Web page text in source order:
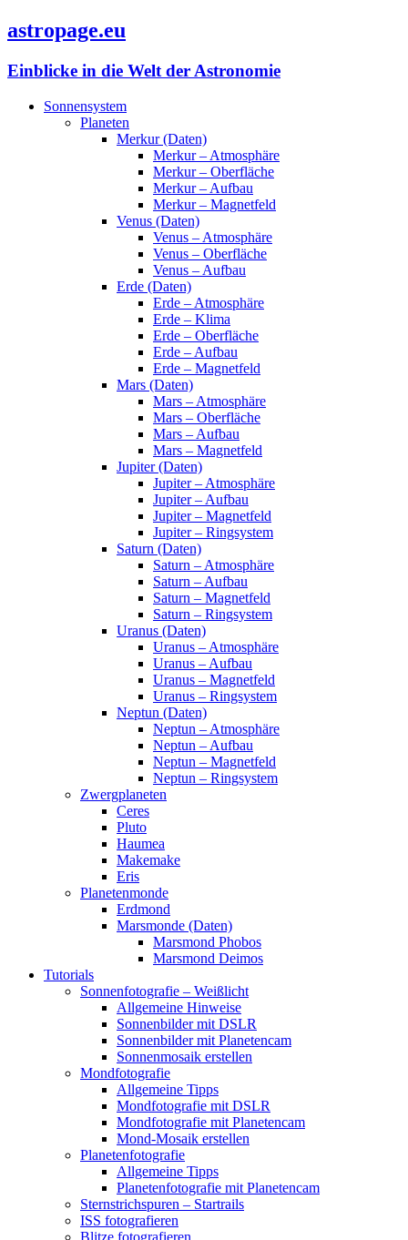
astropage.eu
Einblicke in die Welt der Astronomie
Sonnensystem
Planeten
Merkur (Daten)
Merkur – Atmosphäre
Merkur – Oberfläche
Merkur – Aufbau
Merkur – Magnetfeld
Venus (Daten)
Venus – Atmosphäre
Venus – Oberfläche
Venus – Aufbau
Erde (Daten)
Erde – Atmosphäre
Erde – Klima
Erde – Oberfläche
Erde – Aufbau
Erde – Magnetfeld
Mars (Daten)
Mars – Atmosphäre
Mars – Oberfläche
Mars – Aufbau
Mars – Magnetfeld
Jupiter (Daten)
Jupiter – Atmosphäre
Jupiter – Aufbau
Jupiter – Magnetfeld
Jupiter – Ringsystem
Saturn (Daten)
Saturn – Atmosphäre
Saturn – Aufbau
Saturn – Magnetfeld
Saturn – Ringsystem
Uranus (Daten)
Uranus – Atmosphäre
Uranus – Aufbau
Uranus – Magnetfeld
Uranus – Ringsystem
Neptun (Daten)
Neptun – Atmosphäre
Neptun – Aufbau
Neptun – Magnetfeld
Neptun – Ringsystem
Zwergplaneten
Ceres
Pluto
Haumea
Makemake
Eris
Planetenmonde
Erdmond
Marsmonde (Daten)
Marsmond Phobos
Marsmond Deimos
Tutorials
Sonnenfotografie – Weißlicht
Allgemeine Hinweise
Sonnenbilder mit DSLR
Sonnenbilder mit Planetencam
Sonnenmosaik erstellen
Mondfotografie
Allgemeine Tipps
Mondfotografie mit DSLR
Mondfotografie mit Planetencam
Mond-Mosaik erstellen
Planetenfotografie
Allgemeine Tipps
Planetenfotografie mit Planetencam
Sternstrichspuren – Startrails
ISS fotografieren
Blitze fotografieren